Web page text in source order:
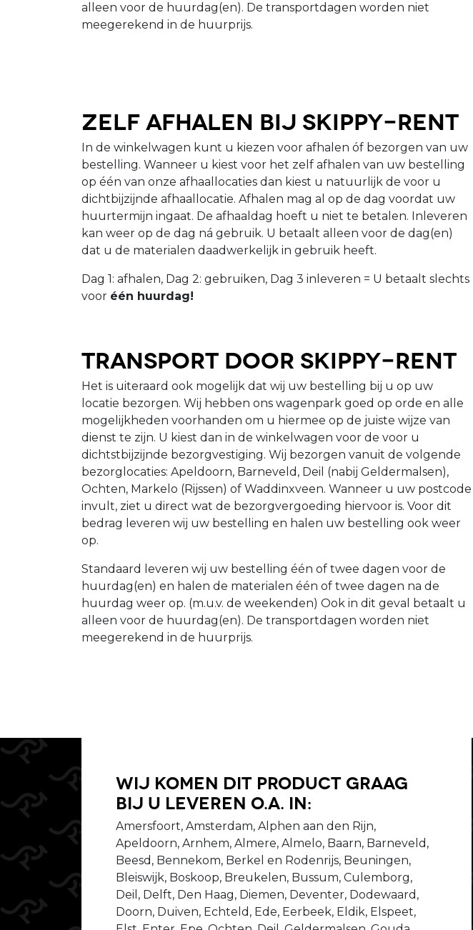
alleen voor de huurdag(en). De transportdagen worden niet
meegerekend in de huurprijs.
Zelf afhalen bij Skippy-Rent
In de winkelwagen kunt u kiezen voor afhalen óf bezorgen van uw
bestelling. Wanneer u kiest voor het zelf afhalen van uw bestelling
op één van onze afhaallocaties dan kiest u natuurlijk de voor u
dichtbijzijnde afhaallocatie. Afhalen mag al op de dag voordat uw
huurtermijn ingaat. De afhaaldag hoeft u niet te betalen. Inleveren
kan weer op de dag ná gebruik. U betaalt alleen voor de dag(en)
dat u de materialen daadwerkelijk in gebruik heeft.
Dag 1: afhalen, Dag 2: gebruiken, Dag 3 inleveren = U betaalt slechts
voor één huurdag!
Transport door Skippy-Rent
Het is uiteraard ook mogelijk dat wij uw bestelling bij u op uw
locatie bezorgen. Wij hebben ons wagenpark goed op orde en alle
mogelijkheden voorhanden om u hiermee op de juiste wijze van
dienst te zijn. U kiest dan in de winkelwagen voor de voor u
dichtstbijzijnde bezorgvestiging. Wij bezorgen vanuit de volgende
bezorglocaties: Apeldoorn, Barneveld, Deil (nabij Geldermalsen),
Ochten, Markelo (Rijssen) of Waddinxveen. Wanneer u uw postcode
invult, ziet u direct wat de bezorgvergoeding hiervoor is. Voor dit
bedrag leveren wij uw bestelling en halen uw bestelling ook weer
op.
Standaard leveren wij uw bestelling één of twee dagen voor de
huurdag(en) en halen de materialen één of twee dagen na de
huurdag weer op. (m.u.v. de weekenden) Ook in dit geval betaalt u
alleen voor de huurdag(en). De transportdagen worden niet
meegerekend in de huurprijs.
Wij komen dit product graag
bij u leveren o.a. in:
Amersfoort, Amsterdam, Alphen aan den Rijn,
Apeldoorn, Arnhem, Almere, Almelo, Baarn, Barneveld,
Beesd, Bennekom, Berkel en Rodenrijs, Beuningen,
Bleiswijk, Boskoop, Breukelen, Bussum, Culemborg,
Deil, Delft, Den Haag, Diemen, Deventer, Dodewaard,
Doorn, Duiven, Echteld, Ede, Eerbeek, Eldik, Elspeet,